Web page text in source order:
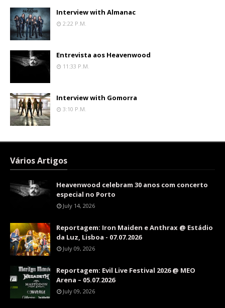
Interview with Almanac
2:22 P.m.
Entrevista aos Heavenwood
11:33 P.m.
Interview with Gomorra
3:10 P.m.
Vários Artigos
Heavenwood celebram 30 anos com concerto
especial no Porto
July 14, 2026
Reportagem: Iron Maiden e Anthrax @ Estádio
da Luz, Lisboa - 07.07.2026
July 09, 2026
Reportagem: Evil Live Festival 2026 @ MEO
Arena – 05.07.2026
July 09, 2026